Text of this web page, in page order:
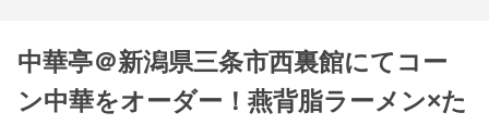
中華亭＠新潟県三条市西裏館にてコー
ン中華をオーダー！燕背脂ラーメン×た